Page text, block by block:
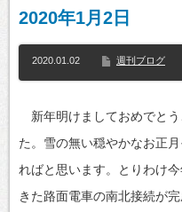
2020年1月2日
2020.01.02 週刊ブログ
新年明けましておめでと
た。雪の無い穏やかなお正
ればと思います。とりわけ
きた路面電車の南北接続が